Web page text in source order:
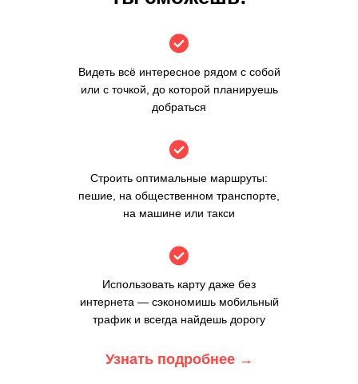
Узнать подробнее →
Видеть всё интересное рядом с собой
или с точкой, до которой планируешь
добраться
Строить оптимальные маршруты:
пешие, на общественном транспорте,
на машине или такси
Использовать карту даже без
интернета — сэкономишь мобильный
трафик и всегда найдешь дорогу